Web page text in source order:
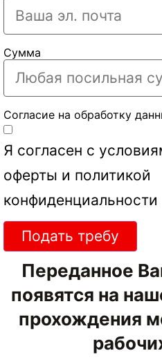
Сумма
Согласие на обработку
Я согласен с
оферты и политикой
конфиденциальности
Подать требу
Переданное
появятся на
прохождения